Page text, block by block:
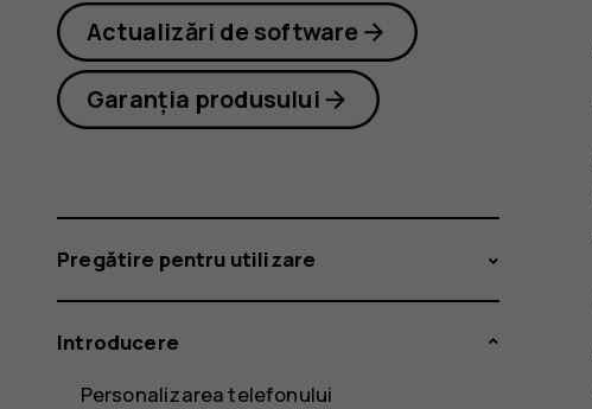
Actualizări de software
Garanția produsului
Pregătire pentru utilizare
Introducere
Personalizarea telefonului